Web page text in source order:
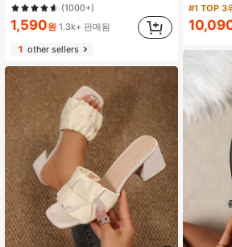
#1 TOP 3위 에서 다색 인솔
(1000+)
#1 TOP 3위 에서 다색 인솔
(1000+)
(1000+)
1,590원 1.3k+ 판매됨
1other sellers
#1 TOP 3